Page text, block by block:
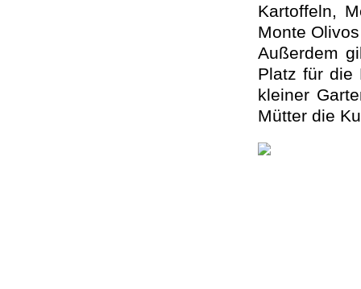
Kartoffeln,
Monte
Außerdem
Platz für die
kleiner
Mütter die